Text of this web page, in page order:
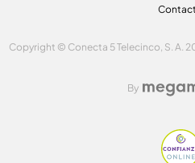
Copyright © Conecta 5 Telecinco, S. A.
By